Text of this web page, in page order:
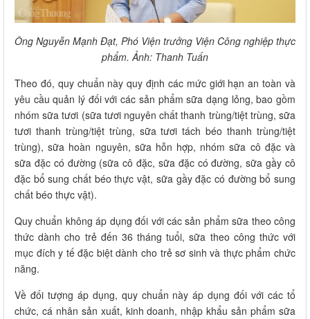
Ông Nguyễn Mạnh Đạt, Phó Viện trưởng Viện Công nghiệp thực
phẩm. Ảnh: Thanh Tuấn
Theo đó, quy chuẩn này quy định các mức giới hạn an toàn và
yêu cầu quản lý đối với các sản phẩm sữa dạng lỏng, bao gồm
nhóm sữa tươi (sữa tươi nguyên chất thanh trùng/tiệt trùng, sữa
tươi thanh trùng/tiệt trùng, sữa tươi tách béo thanh trùng/tiệt
trùng), sữa hoàn nguyên, sữa hỗn hợp, nhóm sữa cô đặc và
sữa đặc có đường (sữa cô đặc, sữa đặc có đường, sữa gầy cô
đặc bổ sung chất béo thực vật, sữa gầy đặc có đường bổ sung
chất béo thực vật).
Quy chuẩn không áp dụng đối với các sản phẩm sữa theo công
thức dành cho trẻ đến 36 tháng tuổi, sữa theo công thức với
mục đích y tế đặc biệt dành cho trẻ sơ sinh và thực phẩm chức
năng.
Về đối tượng áp dụng, quy chuẩn này áp dụng đối với các tổ
chức, cá nhân sản xuất, kinh doanh, nhập khẩu sản phẩm sữa